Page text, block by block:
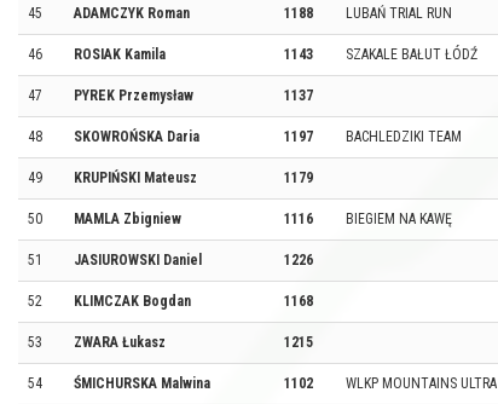
45 ADAMCZYK Roman 1188 LUBAŃ TRIAL RUN
46 ROSIAK Kamila 1143 SZAKALE BAŁUT ŁÓDŹ
47 PYREK Przemysław 1137
48 SKOWROŃSKA Daria 1197 BACHLEDZIKI TEAM
49 KRUPIŃSKI Mateusz 1179
50 MAMLA Zbigniew 1116 BIEGIEM NA KAWĘ
51 JASIUROWSKI Daniel 1226
52 KLIMCZAK Bogdan 1168
53 ZWARA Łukasz 1215
54 ŚMICHURSKA Malwina 1102 WLKP MOUNTAINS ULTRA